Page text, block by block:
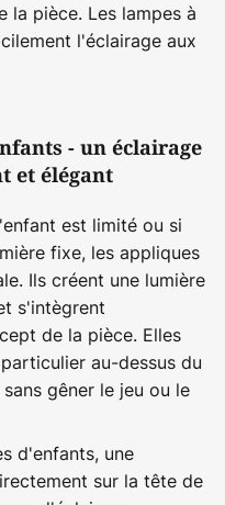
la pièce. Les lampes à
l'éclairage aux
- un éclairage
et élégant
est limité ou si
fixe, les appliques
Ils créent une lumière
s'intègrent
de la pièce. Elles
au-dessus du
gêner le jeu ou le
d'enfants, une
sur la tête de